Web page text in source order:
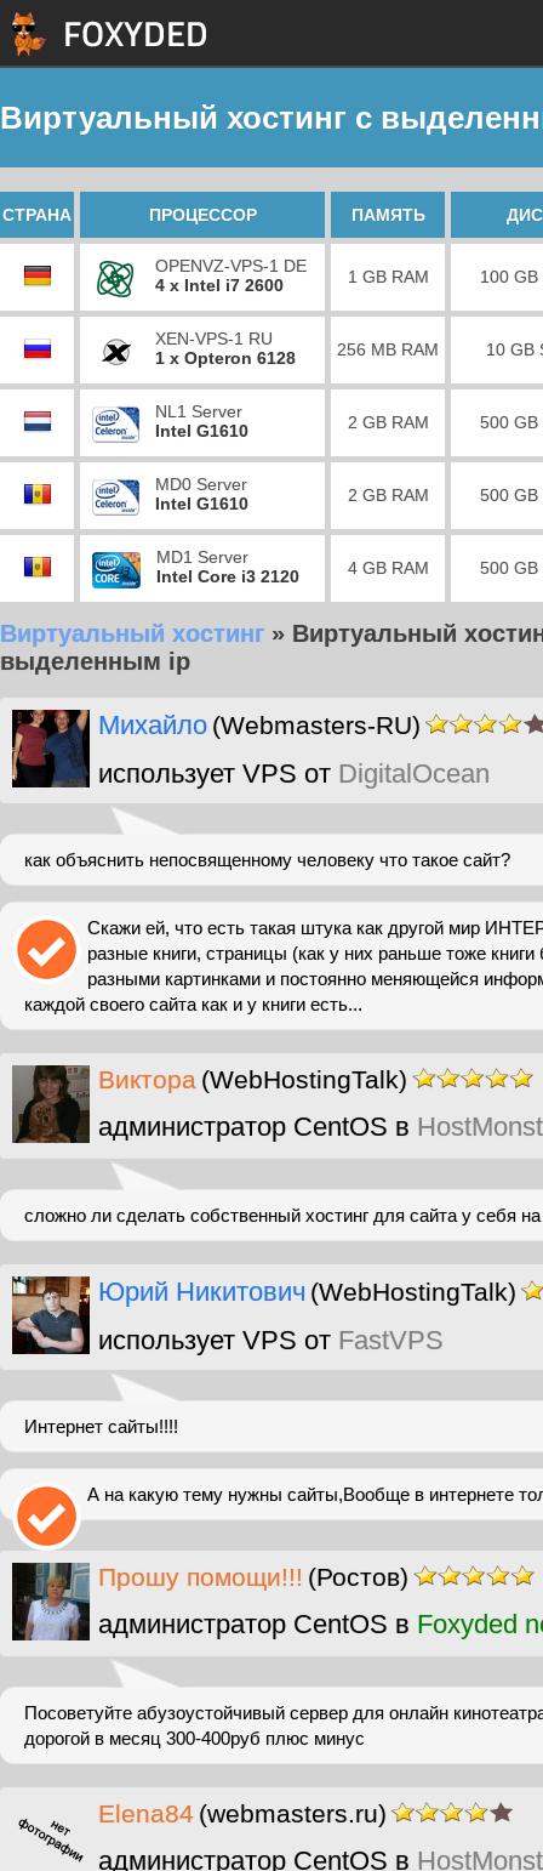
Виртуальный хостинг с
СТРАНА ПРОЦЕССОР ПАМЯТЬ
OPENVZ-VPS-1 DE
4 x Intel i7 2600
1 GB RAM 100 GB
XEN-VPS-1 RU
1 x Opteron 6128
256 MB RAM 10 GB
NL1 Server
Intel G1610
2 GB RAM 500 GB
MD0 Server
Intel G1610
2 GB RAM 500 GB
MD1 Server
Intel Core i3 2120
4 GB RAM 500 GB
Виртуальный хостинг » Виртуальный
выделенным ip
Михайло (Webmasters-RU)
использует VPS от DigitalOcean
как объяснить непосвященному человеку что такое сайт?
Скажи ей, что есть такая штука как другой мир
разные книги, страницы (как у них раньше тоже
разными картинками и постоянно меняющейся
каждой своего сайта как и у книги есть...
Виктора (WebHostingTalk)
администратор CentOS в
сложно ли сделать собственный хостинг для сайта у себя
Юрий Никитович (WebHostingTalk)
использует VPS от FastVPS
Интернет сайты!!!!
А на какую тему нужны сайты,Вообще в интернете
Прошу помощи!!! (Ростов)
администратор CentOS в Foxyded
Посоветуйте абузоустойчивый сервер для онлайн
дорогой в месяц 300-400руб плюс минус
Elena84 (webmasters.ru)
администратор CentOS в